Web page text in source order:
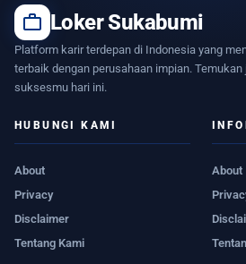
work Loker Sukabumi
Platform karir terdepan di Indonesia yang
terbaik dengan perusahaan impian. Temukan
suksesmu hari ini.
HUBUNGI KAMI
About
Privacy
Disclaimer
Tentang Kami
About